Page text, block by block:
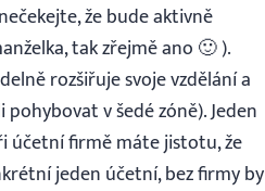
že bude aktivně
tak zřejmě ano 🙂 ).
rozšiřuje svoje vzdělání a
v šedé zóně). Jeden
účetní firmě máte jistotu, že
jeden účetní, bez firmy by